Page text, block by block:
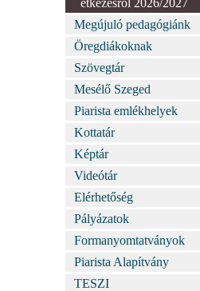
étkezésről 2026/2027
Megújuló pedagógiánk
Öregdiákoknak
Szövegtár
Mesélő Szeged
Piarista emlékhelyek
Kottatár
Képtár
Videótár
Elérhetőség
Pályázatok
Formanyomtatványok
Piarista Alapítvány
TESZI